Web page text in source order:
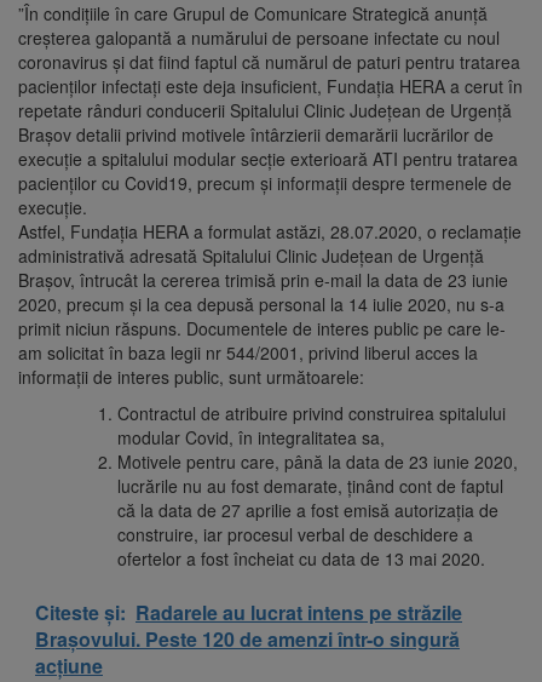
”În condițiile în care Grupul de Comunicare Strategică anunță
creșterea galopantă a numărului de persoane infectate cu noul
coronavirus și dat fiind faptul că numărul de paturi pentru tratarea
pacienților infectați este deja insuficient, Fundația HERA a cerut în
repetate rânduri conducerii Spitalului Clinic Județean de Urgență
Brașov detalii privind motivele întârzierii demarării lucrărilor de
execuție a spitalului modular secție exterioară ATI pentru tratarea
pacienților cu Covid19, precum și informații despre termenele de
execuție.
Astfel, Fundația HERA a formulat astăzi, 28.07.2020, o reclamație
administrativă adresată Spitalului Clinic Județean de Urgență
Brașov, întrucât la cererea trimisă prin e-mail la data de 23 iunie
2020, precum și la cea depusă personal la 14 iulie 2020, nu s-a
primit niciun răspuns. Documentele de interes public pe care le-
am solicitat în baza legii nr 544/2001, privind liberul acces la
informații de interes public, sunt următoarele:
Contractul de atribuire privind construirea spitalului
modular Covid, în integralitatea sa,
Motivele pentru care, până la data de 23 iunie 2020,
lucrările nu au fost demarate, ținând cont de faptul
că la data de 27 aprilie a fost emisă autorizația de
construire, iar procesul verbal de deschidere a
ofertelor a fost încheiat cu data de 13 mai 2020.
Citeste și: Radarele au lucrat intens pe străzile
Brașovului. Peste 120 de amenzi într-o singură
acțiune